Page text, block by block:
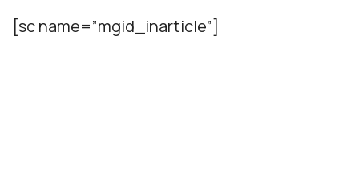
[sc name=”mgid_inarticle”]